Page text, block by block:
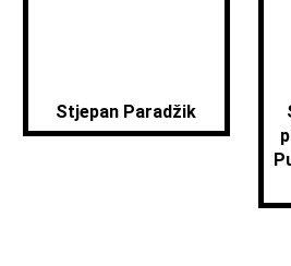
Stjepan Paradžik